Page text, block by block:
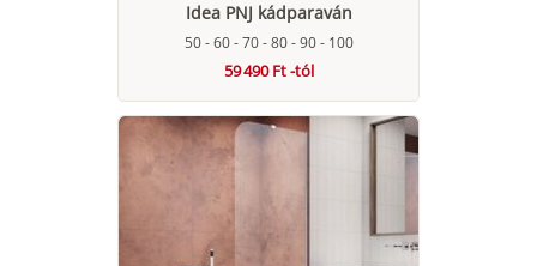
Idea PNJ kádparaván
50 - 60 - 70 - 80 - 90 - 100
59 490 Ft -tól